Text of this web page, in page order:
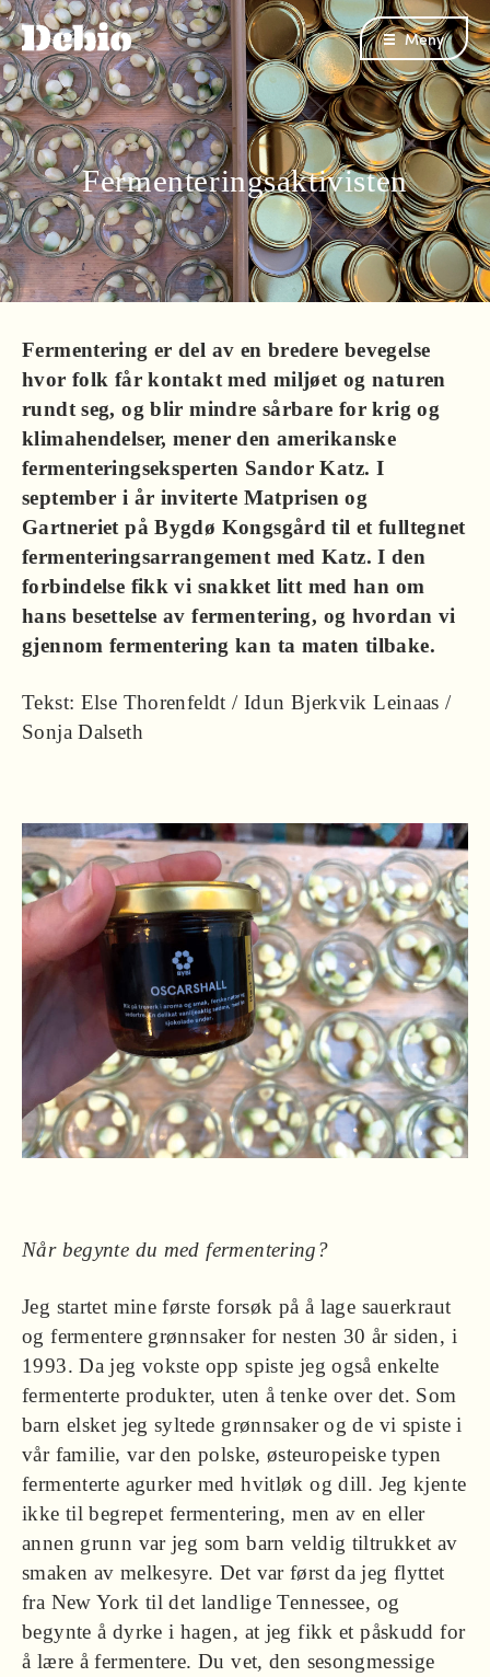
Fermenteringsaktivisten
Fermentering er del av en bredere bevegelse
hvor folk får kontakt med miljøet og naturen
rundt seg, og blir mindre sårbare for krig og
klimahendelser, mener den amerikanske
fermenteringseksperten Sandor Katz. I
september i år inviterte Matprisen og
Gartneriet på Bygdø Kongsgård til et fulltegnet
fermenteringsarrangement med Katz. I den
forbindelse fikk vi snakket litt med han om
hans besettelse av fermentering, og hvordan vi
gjennom fermentering kan ta maten tilbake.
Tekst: Else Thorenfeldt / Idun Bjerkvik Leinaas /
Sonja Dalseth
Når begynte du med fermentering?
Jeg startet mine første forsøk på å lage sauerkraut
og fermentere grønnsaker for nesten 30 år siden, i
1993. Da jeg vokste opp spiste jeg også enkelte
fermenterte produkter, uten å tenke over det. Som
barn elsket jeg syltede grønnsaker og de vi spiste i
vår familie, var den polske, østeuropeiske typen
fermenterte agurker med hvitløk og dill. Jeg kjente
ikke til begrepet fermentering, men av en eller
annen grunn var jeg som barn veldig tiltrukket av
smaken av melkesyre. Det var først da jeg flyttet
fra New York til det landlige Tennessee, og
begynte å dyrke i hagen, at jeg fikk et påskudd for
å lære å fermentere. Du vet, den sesongmessige
Meny